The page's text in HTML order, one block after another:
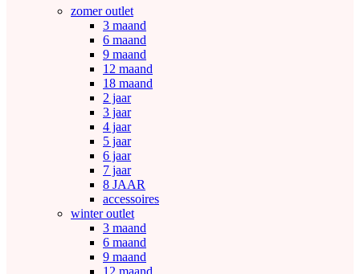
zomer outlet
3 maand
6 maand
9 maand
12 maand
18 maand
2 jaar
3 jaar
4 jaar
5 jaar
6 jaar
7 jaar
8 JAAR
accessoires
winter outlet
3 maand
6 maand
9 maand
12 maand